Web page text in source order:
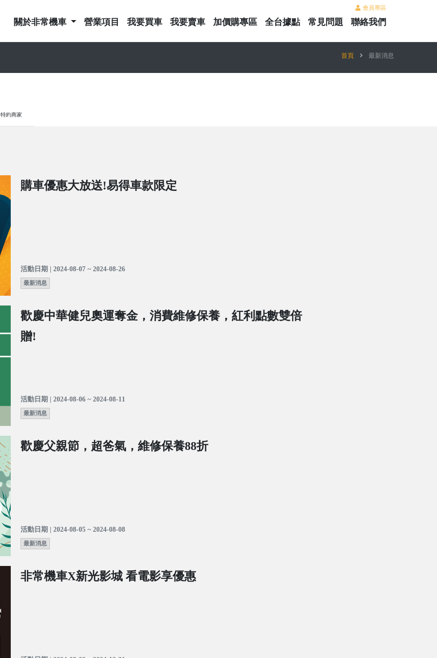
會員專區
關於非常機車 營業項目 我要買車 我要賣車 加價購專區 全台據點 常見問題 聯絡我們
首頁 最新消息
特約商家
購車優惠大放送!易得車款限定
活動日期 | 2024-08-07 ~ 2024-08-26
最新消息
歡慶中華健兒奧運奪金，消費維修保養，紅利點數雙倍
贈!
活動日期 | 2024-08-06 ~ 2024-08-11
最新消息
歡慶父親節，超爸氣，維修保養88折
活動日期 | 2024-08-05 ~ 2024-08-08
最新消息
非常機車X新光影城 看電影享優惠